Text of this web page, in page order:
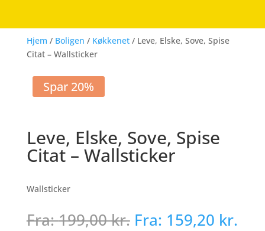
Hjem / Boligen / Køkkenet/ Leve, Elske, Sove, Spise
Citat – Wallsticker
Spar 20%
Leve, Elske, Sove, Spise
Citat – Wallsticker
Wallsticker
Fra:199,00kr. Fra: 159,20 kr.